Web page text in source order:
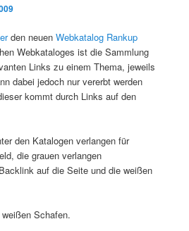
den neuenWebkatalog Rankup
Webkataloges ist die Sammlung
Links zu einem Thema, jeweils
dabei jedoch nur vererbt werden
kommt durch Links auf den
den Katalogen verlangen für
die grauen verlangen
auf die Seite und die weißen
Schafen.